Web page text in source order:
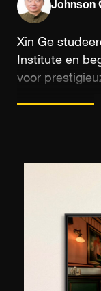
Johnson
Xin Ge
Institute en
voor
Oriental
ware essentie
de digitale